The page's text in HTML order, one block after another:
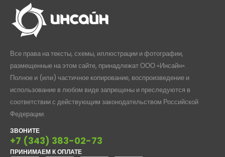
Все права на тексты, схемы, иллюстрации и фотографии,
размещенные на этом сайте, принадлежат ООО «Инсайн».
Полное и (или) частичное копирование, воспроизведение и
использование в любом виде запрещены и преследуются в
соответствии с действующим законодательством Российской
Федерации.
ЗВОНИТЕ
+7 (343) 383-02-73
ПРИНИМАЕМ К ОПЛАТЕ